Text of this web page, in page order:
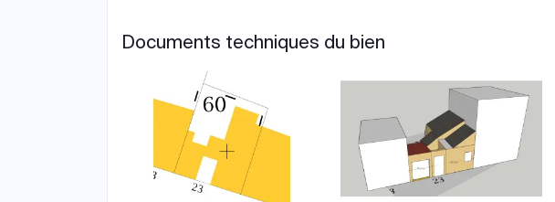
Documents techniques du bien